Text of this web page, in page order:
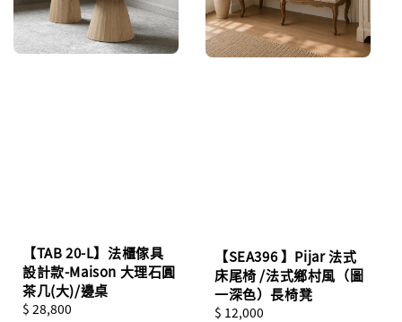
【TAB 20-L】法櫃傢具
設計款-Maison 大理石圓
茶几(大)/邊桌
Regular
$ 28,800
【SEA396 】Pijar 法式
床尾椅 /法式鄉村風（圖
一深色）長椅凳
Regular
$ 12,000